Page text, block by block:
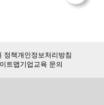
정책개인정보처리방침
트맵기업교육 문의